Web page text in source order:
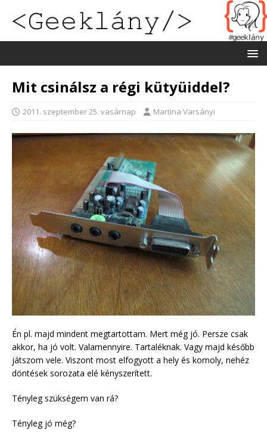
Mit csinálsz a régi kütyüiddel?
2011. szeptember 25. vasárnap Martina Varsányi
Én pl. majd mindent megtartottam. Mert még jó. Persze csak
akkor, ha jó volt. Valamennyire. Tartaléknak. Vagy majd később
játszom vele. Viszont most elfogyott a hely és komoly, nehéz
döntések sorozata elé kényszerített.
Tényleg szükségem van rá?
Tényleg jó még?